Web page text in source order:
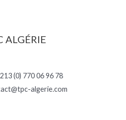
ALGÉRIE
(0) 770 06 96 78
algerie.com